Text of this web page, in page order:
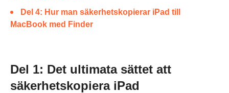
Del 4: Hur man säkerhetskopierar iPad till
MacBook med Finder
Del 1: Det ultimata sättet att
säkerhetskopiera iPad